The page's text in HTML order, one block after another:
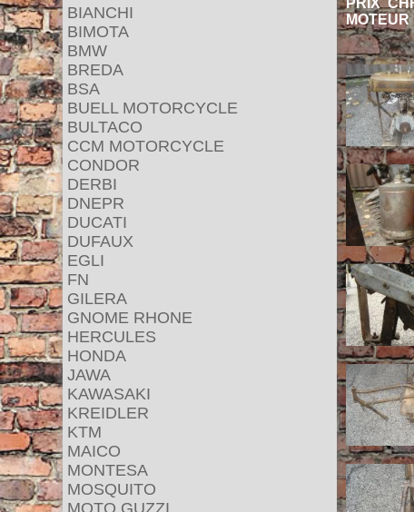
BIANCHI
BIMOTA
BMW
BREDA
BSA
BUELL MOTORCYCLE
BULTACO
CCM MOTORCYCLE
CONDOR
DERBI
DNEPR
DUCATI
DUFAUX
EGLI
FN
GILERA
GNOME RHONE
HERCULES
HONDA
JAWA
KAWASAKI
KREIDLER
KTM
MAICO
MONTESA
MOSQUITO
MOTO GUZZI
PRIX
MOTEUR